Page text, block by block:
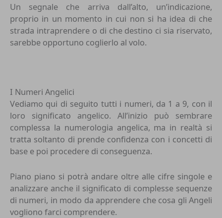
Un segnale che arriva dall’alto, un’indicazione,
proprio in un momento in cui non si ha idea di che
strada intraprendere o di che destino ci sia riservato,
sarebbe opportuno coglierlo al volo.
I Numeri Angelici
Vediamo qui di seguito tutti i numeri, da 1 a 9, con il
loro significato angelico. All’inizio può sembrare
complessa la numerologia angelica, ma in realtà si
tratta soltanto di prende confidenza con i concetti di
base e poi procedere di conseguenza.
Piano piano si potrà andare oltre alle cifre singole e
analizzare anche il significato di complesse sequenze
di numeri, in modo da apprendere che cosa gli Angeli
vogliono farci comprendere.